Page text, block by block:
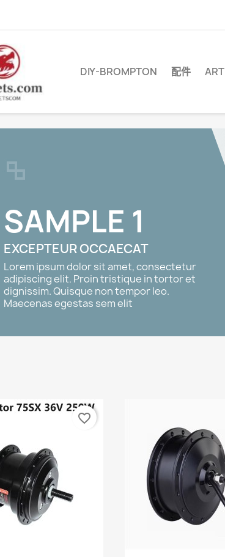
DIY-BROMPTON 配件 ART
SAMPLE 1
EXCEPTEUR OCCAECAT
Lorem ipsum dolor sit amet, consectetur
adipiscing elit. Proin tristique in tortor et
dignissim. Quisque non tempor leo.
Maecenas egestas sem elit
favorite_border